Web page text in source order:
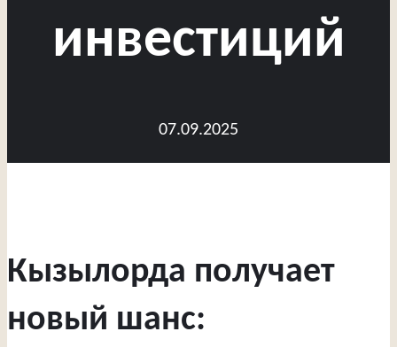
инвестиций
07.09.2025
Кызылорда получает
новый шанс: